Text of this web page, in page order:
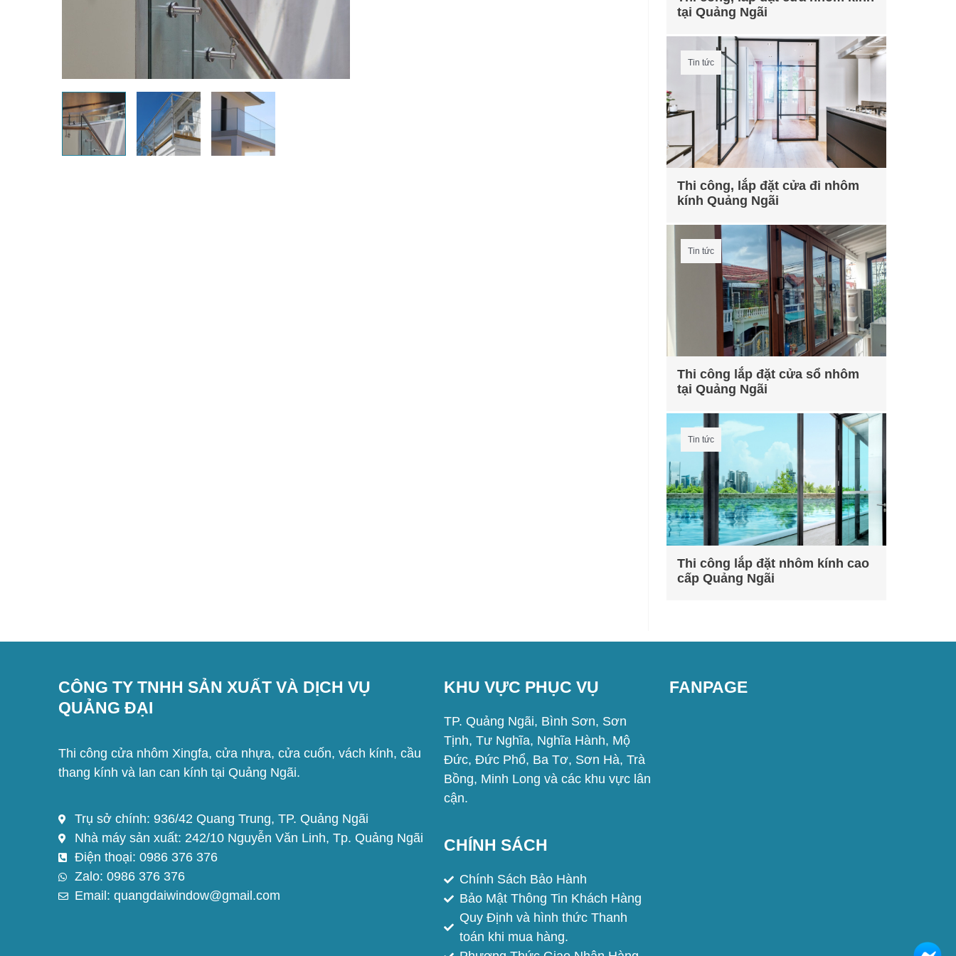
tại Quảng Ngãi
Tin tức
Thi công, lắp đặt cửa đi nhôm
kính Quảng Ngãi
Tin tức
Thi công lắp đặt cửa sổ nhôm
tại Quảng Ngãi
Tin tức
Thi công lắp đặt nhôm kính cao
cấp Quảng Ngãi
CÔNG TY TNHH SẢN XUẤT VÀ DỊCH VỤ
QUẢNG ĐẠI
Thi công cửa nhôm Xingfa, cửa nhựa, cửa cuốn, vách kính, cầu
thang kính và lan can kính tại Quảng Ngãi.
Trụ sở chính: 936/42 Quang Trung, TP. Quảng Ngãi
Nhà máy sản xuất: 242/10 Nguyễn Văn Linh, Tp. Quảng Ngãi
Điện thoại: 0986 376 376
Zalo: 0986 376 376
Email: quangdaiwindow@gmail.com
KHU VỰC PHỤC VỤ
TP. Quảng Ngãi, Bình Sơn, Sơn
Tịnh, Tư Nghĩa, Nghĩa Hành, Mộ
Đức, Đức Phổ, Ba Tơ, Sơn Hà, Trà
Bồng, Minh Long và các khu vực lân
cận.
CHÍNH SÁCH
Chính Sách Bảo Hành
Bảo Mật Thông Tin Khách Hàng
Quy Định và hình thức Thanh
toán khi mua hàng.
FANPAGE